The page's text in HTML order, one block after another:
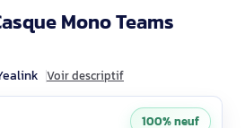
Mono Teams
Voir descriptif
100% neuf